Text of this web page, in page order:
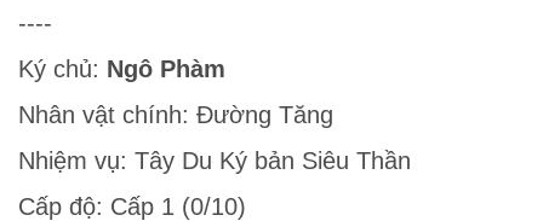
----
Ký chủ: Ngô Phàm
Nhân vật chính: Đường Tăng
Nhiệm vụ: Tây Du Ký bản Siêu Thần
Cấp độ: Cấp 1 (0/10)